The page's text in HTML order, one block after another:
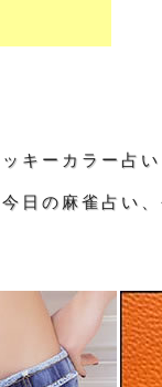
キーカラー占
日の麻雀占い